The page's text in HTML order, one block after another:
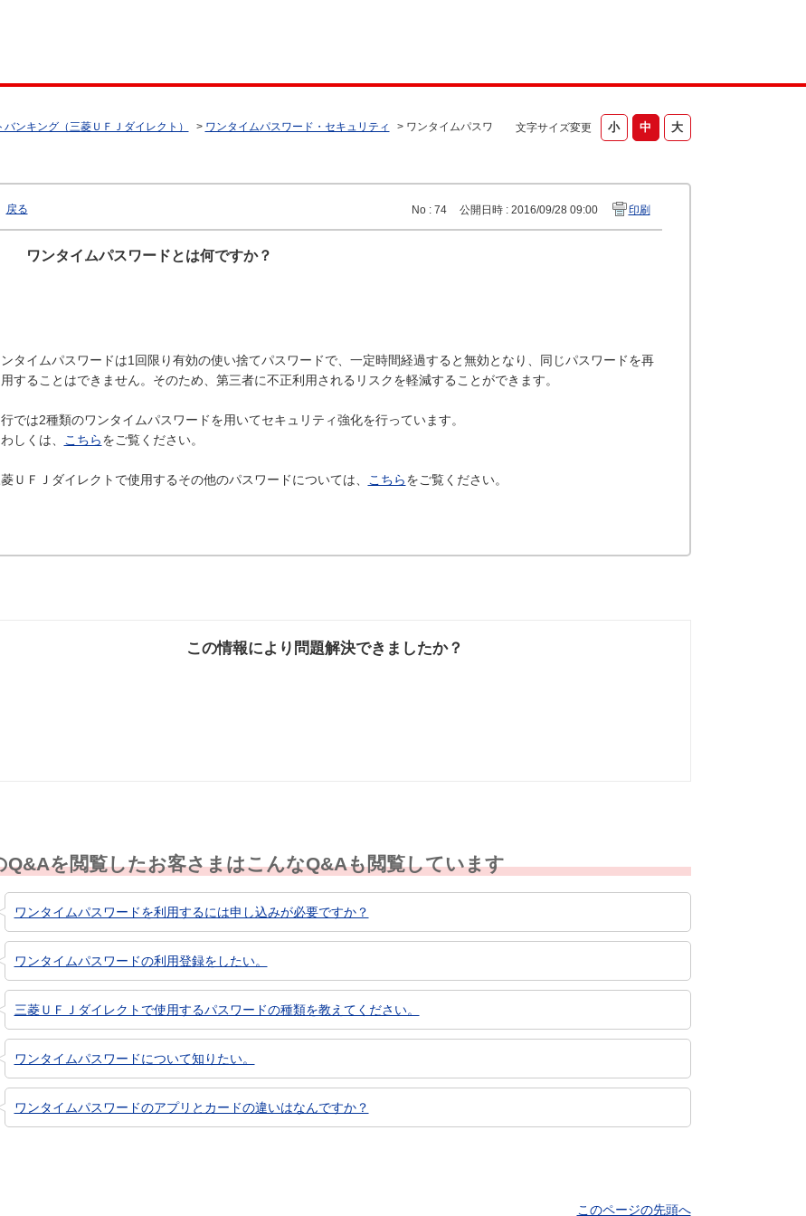
文字サイズ変更
ンキング（三菱ＵＦＪダイレクト） > ワンタイムパスワード・セキュリティ > ワンタイムパスワ
戻る No : 74 公開日時 : 2016/09/28 09:00 印刷
ワンタイムパスワードとは何ですか？
ンタイムパスワードは1回限り有効の使い捨てパスワードで、一定時間経過すると無効となり、同じパスワードを再
することはできません。そのため、第三者に不正利用されるリスクを軽減することができます。
では2種類のワンタイムパスワードを用いてセキュリティ強化を行っています。
しくは、
こちらをご覧ください。
ＵＦＪダイレクトで使用するその他のパスワードについては、 こちらをご覧ください。
この情報により問題解決できましたか？
Q&Aを閲覧したお客さまはこんなQ&Aも閲覧しています
ワンタイムパスワードを利用するには申し込みが必要ですか？
ワンタイムパスワードの利用登録をしたい。
三菱ＵＦＪダイレクトで使用するパスワードの種類を教えてください。
ワンタイムパスワードについて知りたい。
ワンタイムパスワードのアプリとカードの違いはなんですか？
このページの先頭へ